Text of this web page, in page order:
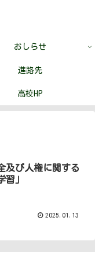
おしらせ
進路先
高校HP
及び人権に関する
習」
2025.01.13